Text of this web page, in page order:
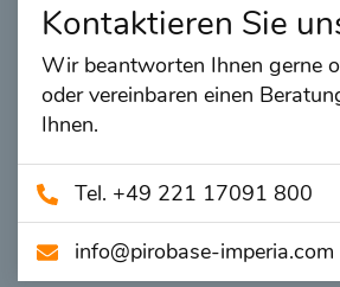
Kontaktieren Sie
Wir beantworten Ihnen gerne
oder vereinbaren einen
Ihnen.
Tel. +49 221 17091 800
info@­pirobase-imperia.com